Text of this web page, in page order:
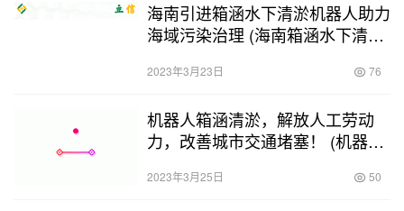
海南引进箱涵水下清淤机器人助力
海域污染治理 (海南箱涵水下清淤
2023年3月23日 76
机器人箱涵清淤，解放人工劳动
力，改善城市交通堵塞！ (机器人
2023年3月25日 50